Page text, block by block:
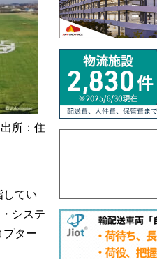
出所：住
てい
システ
ター